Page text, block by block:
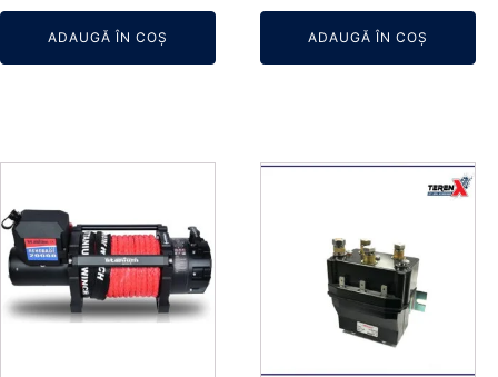
inițial
a
fost:
curent
1.800,00 lei.
ADAUGĂ ÎN COȘ ADAUGĂ ÎN COȘ